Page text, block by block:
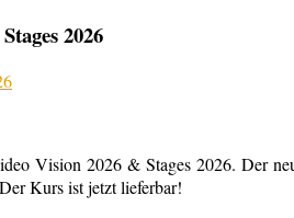
2026
Vision 2026 & Stages 2026. Der
Kurs ist jetzt lieferbar!